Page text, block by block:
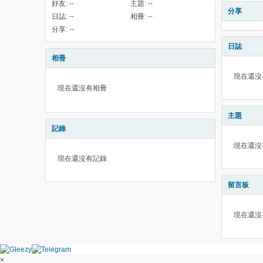
好友: -- 主題: --
日誌: -- 相冊: --
分享: --
相冊
現在還沒有相冊
記錄
現在還沒有記錄
分享
日誌
現在還
主題
現在還
留言板
現在還
×